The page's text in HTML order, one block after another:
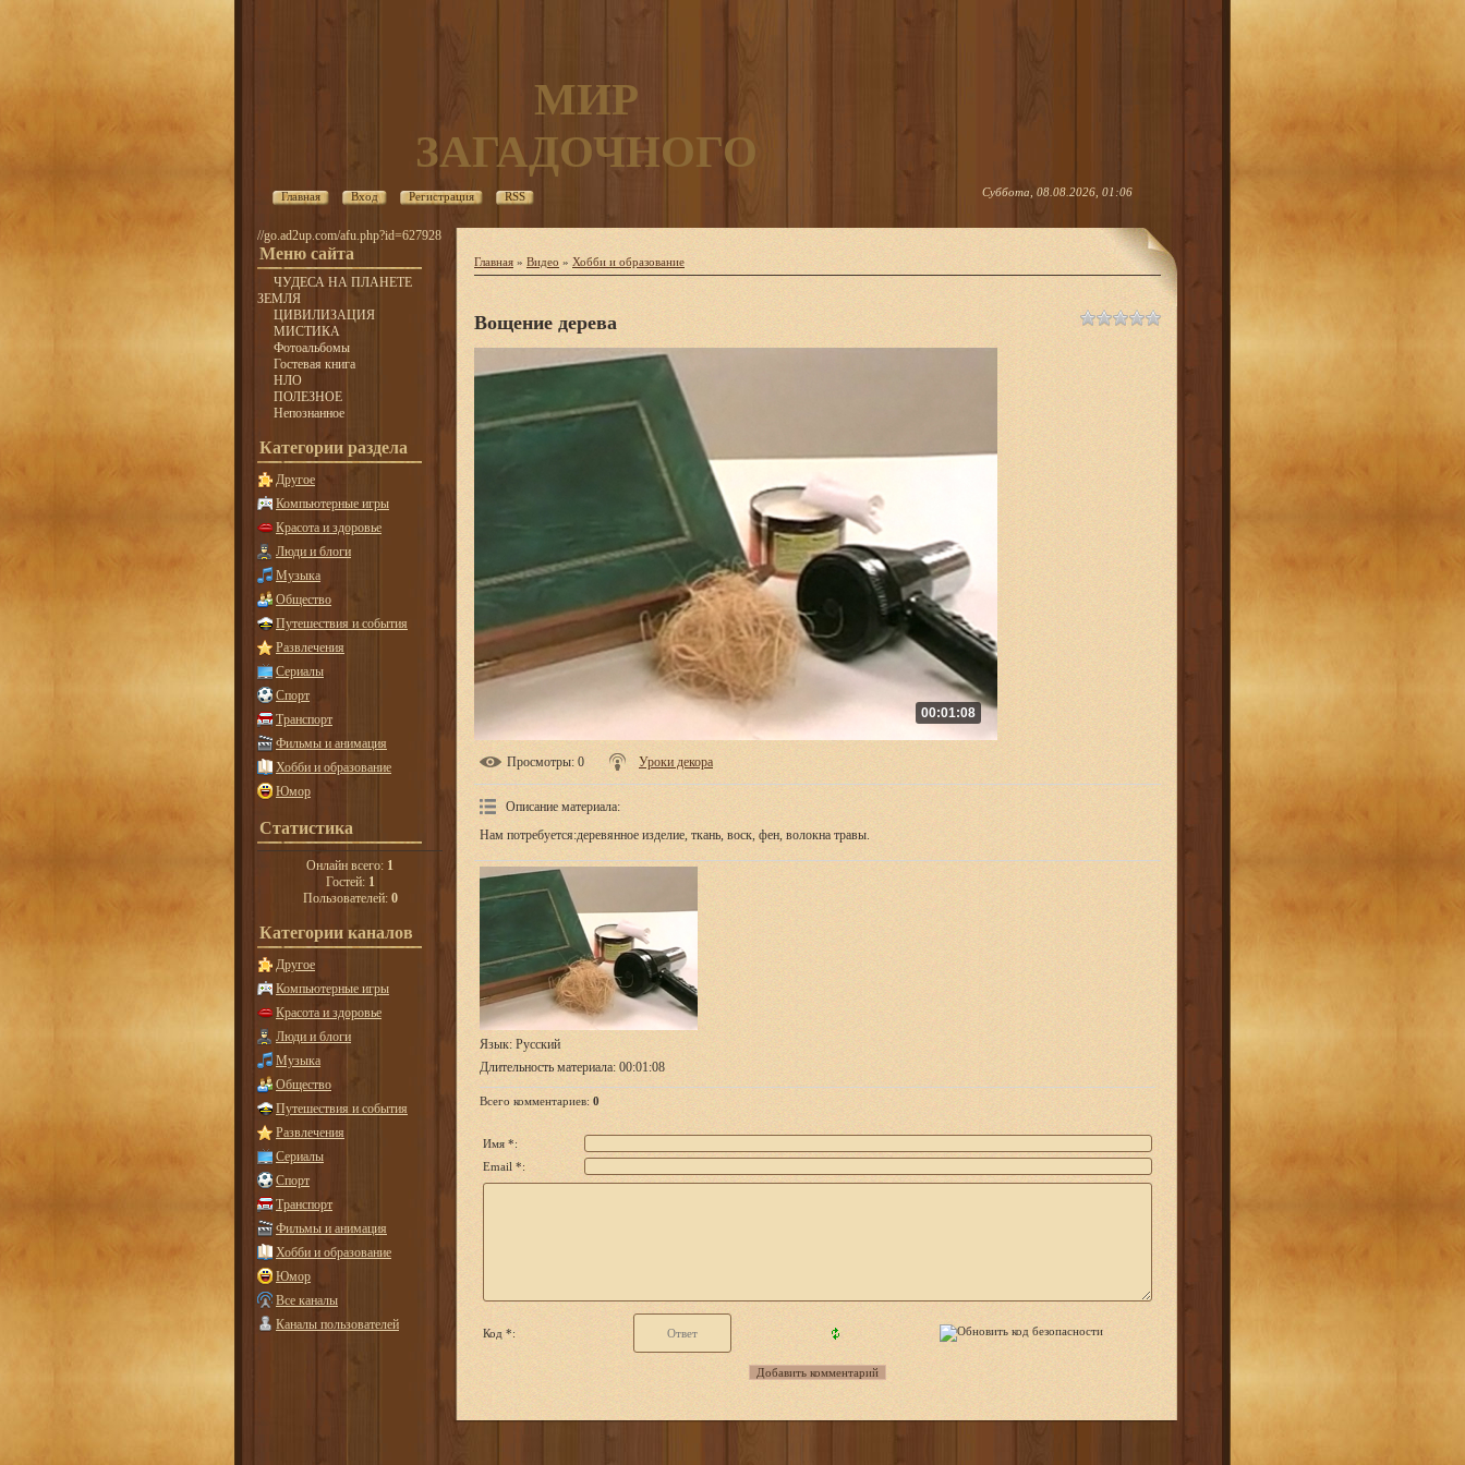
МИР
ЗАГАДОЧНОГО
Главная Вход Регистрация RSS Суббота, 08.08.2026, 01:06
//go.ad2up.com/afu.php?id=627928
Меню сайта
ЧУДЕСА НА ПЛАНЕТЕ
ЗЕМЛЯ
ЦИВИЛИЗАЦИЯ
МИСТИКА
Фотоальбомы
Гостевая книга
НЛО
ПОЛЕЗНОЕ
Непознанное
Категории раздела
Другое
Компьютерные игры
Красота и здоровье
Люди и блоги
Музыка
Общество
Путешествия и события
Развлечения
Сериалы
Спорт
Транспорт
Фильмы и анимация
Хобби и образование
Юмор
Статистика
Онлайн всего: 1
Гостей: 1
Пользователей: 0
Категории каналов
Другое
Компьютерные игры
Красота и здоровье
Люди и блоги
Музыка
Общество
Путешествия и события
Развлечения
Сериалы
Спорт
Транспорт
Фильмы и анимация
Хобби и образование
Юмор
Все каналы
Каналы пользователей
Главная » Видео » Хобби и образование
Вощение дерева
00:01:08
Просмотры: 0 Уроки декора
Описание материала:
Нам потребуется:деревянное изделие, ткань, воск, фен, волокна травы.
Язык: Русский
Длительность материала: 00:01:08
Всего комментариев: 0
Имя *:
Email *:
Код *: